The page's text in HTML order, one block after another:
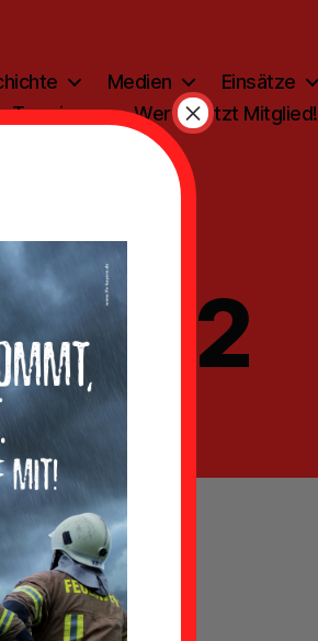
Medien
Einsätze
Termine Werde jetzt Mitglied!
12
×